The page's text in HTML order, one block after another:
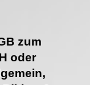
zum
oder